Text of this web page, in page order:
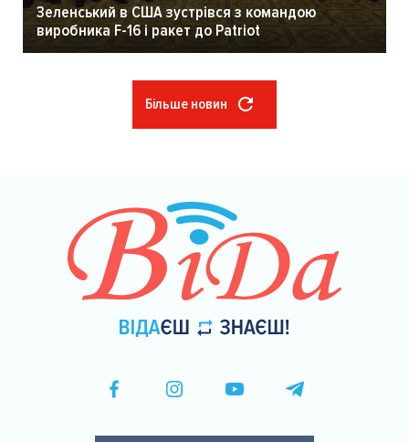
Зеленський в США зустрівся з командою
виробника F-16 і ракет до Patriot
Більше новин